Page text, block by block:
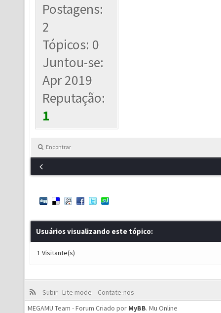
Postagens:
2
Tópicos: 0
Juntou-se:
Apr 2019
Reputação:
1
Encontrar
Usuários visualizando este tópico:
1 Visitante(s)
Subir Lite mode
Contate-nos
MEGAMU Team - Forum Criado por MyBB. Mu Online